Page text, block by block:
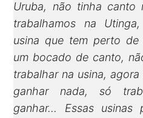
Uruba, não tinha canto
trabalhamos na
usina que tem perto de
um bocado de canto,
trabalhar na usina,
ganhar nada, só
ganhar… Essas usinas